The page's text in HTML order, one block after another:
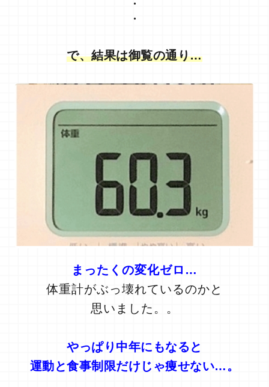
・
・
で、結果は御覧の通り…
まったくの変化ゼロ…
体重計がぶっ壊れているのかと
思いました。。
やっぱり中年にもなると
運動と食事制限だけじゃ痩せない…。